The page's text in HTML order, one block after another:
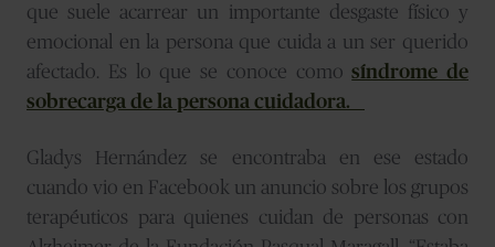
que suele acarrear un importante desgaste físico y
emocional en la persona que cuida a un ser querido
afectado. Es lo que se conoce como síndrome de
sobrecarga de la persona cuidadora.
Gladys Hernández se encontraba en ese estado
cuando vio en Facebook un anuncio sobre los grupos
terapéuticos para quienes cuidan de personas con